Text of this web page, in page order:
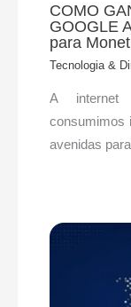
COMO
GOOGLE
para
Tecnologia &
A internet
consumimos
avenidas